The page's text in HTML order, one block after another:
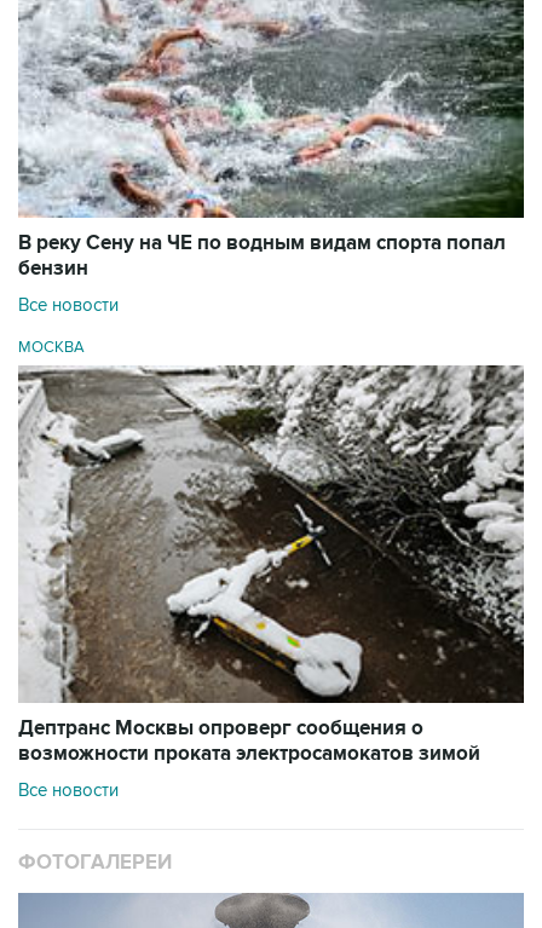
В реку Сену на ЧЕ по водным видам спорта попал
бензин
Все новости
МОСКВА
Дептранс Москвы опроверг сообщения о
возможности проката электросамокатов зимой
Все новости
ФОТОГАЛЕРЕИ